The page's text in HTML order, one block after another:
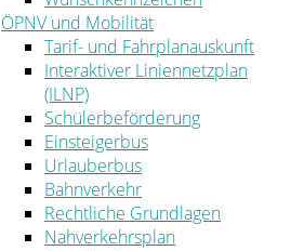
ÖPNV und Mobilität
Tarif- und Fahrplanauskunft
Interaktiver Liniennetzplan
(ILNP)
Schülerbeförderung
Einsteigerbus
Urlauberbus
Bahnverkehr
Rechtliche Grundlagen
Nahverkehrsplan